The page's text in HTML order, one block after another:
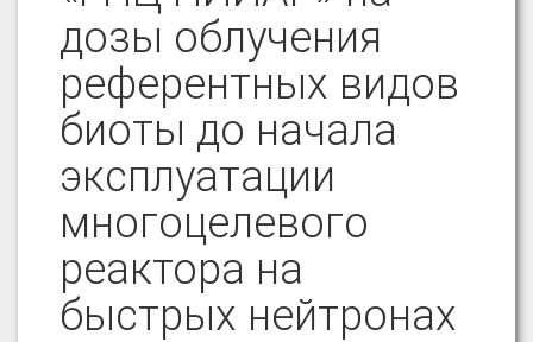
дозы облучения
референтных видов
биоты до начала
эксплуатации
многоцелевого
реактора на
быстрых нейтронах